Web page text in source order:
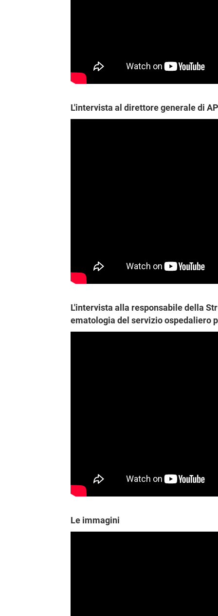
L'intervista al direttore generale di
L'intervista alla responsabile della
ematologia del servizio ospedaliero
Le immagini